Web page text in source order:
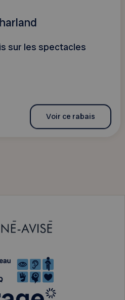
sur les spectacles
Voir ce rabais